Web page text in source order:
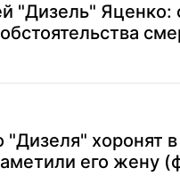
"Дизель" Яценко:
хоронят
его жену